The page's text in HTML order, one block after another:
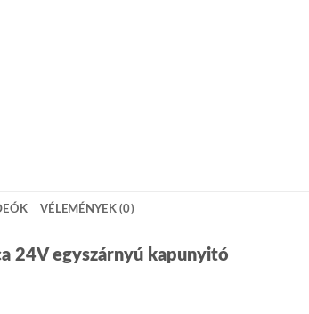
VÉLEMÉNYEK (0)
24V egyszárnyú kapunyitó